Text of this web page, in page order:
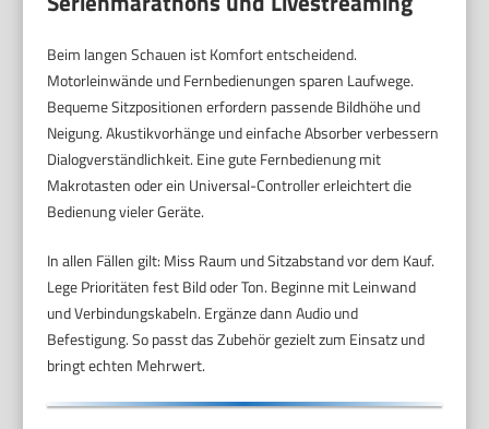
Beim langen Schauen ist Komfort entscheidend.
Motorleinwände und Fernbedienungen sparen Laufwege.
Bequeme Sitzpositionen erfordern passende Bildhöhe und
Neigung. Akustikvorhänge und einfache Absorber verbessern
Dialogverständlichkeit. Eine gute Fernbedienung mit
Makrotasten oder ein Universal-Controller erleichtert die
Bedienung vieler Geräte.
In allen Fällen gilt: Miss Raum und Sitzabstand vor dem Kauf.
Lege Prioritäten fest Bild oder Ton. Beginne mit Leinwand
und Verbindungskabeln. Ergänze dann Audio und
Befestigung. So passt das Zubehör gezielt zum Einsatz und
bringt echten Mehrwert.